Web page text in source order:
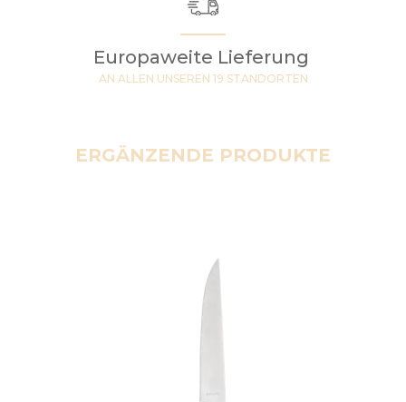
Europaweite Lieferung
AN ALLEN UNSEREN 19 STANDORTEN
ERGÄNZENDE PRODUKTE